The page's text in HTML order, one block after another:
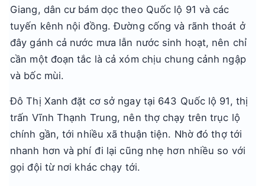
Giang, dân cư bám dọc theo Quốc lộ 91 và các
tuyến kênh nội đồng. Đường cống và rãnh thoát ở
đây gánh cả nước mưa lẫn nước sinh hoạt, nên chỉ
cần một đoạn tắc là cả xóm chịu chung cảnh ngập
và bốc mùi.
Đô Thị Xanh đặt cơ sở ngay tại 643 Quốc lộ 91, thị
trấn Vĩnh Thạnh Trung, nên thợ chạy trên trục lộ
chính gần, tới nhiều xã thuận tiện. Nhờ đó thợ tới
nhanh hơn và phí đi lại cũng nhẹ hơn nhiều so với
gọi đội từ nơi khác chạy tới.